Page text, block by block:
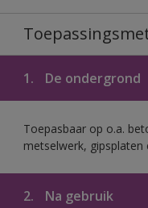
1. De ondergrond
Toepasbaar op o.a.
metselwerk,
2. Na gebruik